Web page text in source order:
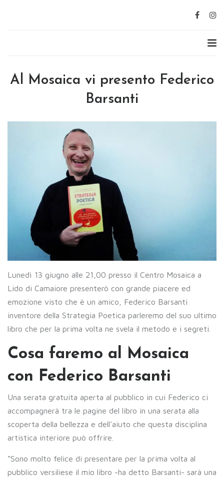
Al Mosaica vi presento Federico
Barsanti
Lunedì 13 giugno alle 21,00 presso il Centro Mosaica a
Lido di Camaiore presenterò con grande piacere ed
emozione visto che è un amico, Federico Barsanti
inventore della Strategia Poetica parleremo del suo ultimo
libro che per la prima volta ne svela il metodo e i segreti.
Cosa faremo al Mosaica
con Federico Barsanti
Una serata gratuita aperta al pubblico in cui Federico ci
accompagnerà tra le pagine del libro in una serata alla
scoperta della bellezza e dell’aiuto che questa disciplina
artistica interiore può offrire.
“Sono molto felice di presentare per la prima volta al
pubblico versiliese il mio libro -ha detto Barsanti- sarà una